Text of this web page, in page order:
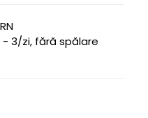
- 3/zi, fără spălare